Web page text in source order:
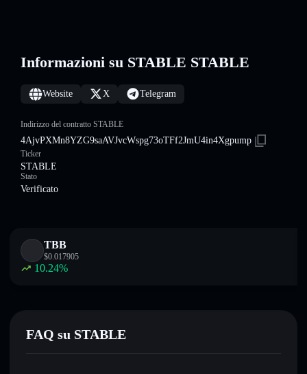
Informazioni su STABLE STABLE
Website X Telegram
Indirizzo del contratto STABLE
4AjvPXMn8YZG9saAVJvcWspg73oTFf2JmU4in4Xgpump
Ticker
STABLE
Stato
Verificato
TBB
$0.017905
10.24%
FAQ su STABLE